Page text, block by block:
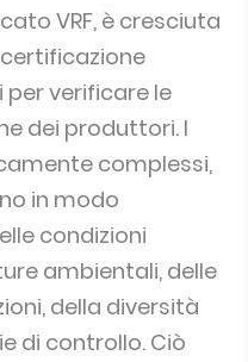
VRF, è cresciuta
verificare le
dei produttori. I
complessi,
in modo
condizioni
ambientali, delle
della diversità
di controllo. Ciò